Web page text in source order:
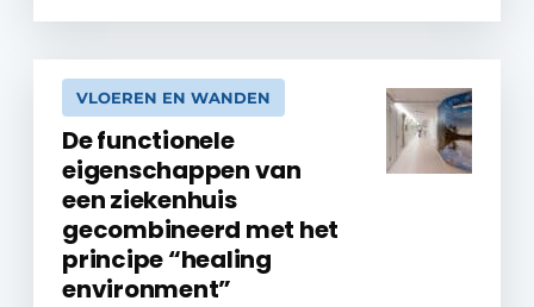
VLOEREN EN WANDEN
De functionele
eigenschappen van
een ziekenhuis
gecombineerd met het
principe “healing
environment”